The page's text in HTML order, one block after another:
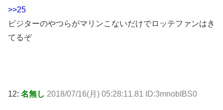
>>25
ビジターのやつらがマリンこないだけでロッテファンはき
てるぞ
12: 名無し 2018/07/16(月) 05:28:11.81 ID:3mnobIBS0